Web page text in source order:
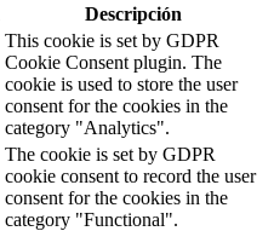
Descripción
This cookie is set by GDPR
Cookie Consent plugin. The
cookie is used to store the user
consent for the cookies in the
category "Analytics".
The cookie is set by GDPR
cookie consent to record the user
consent for the cookies in the
category "Functional".